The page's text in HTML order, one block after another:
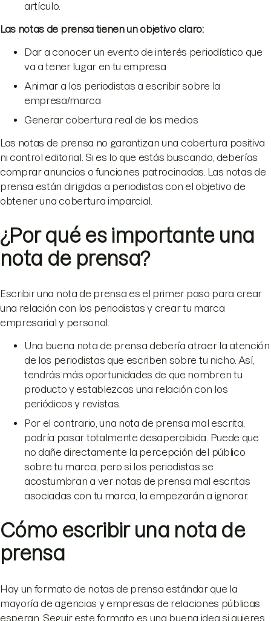
artículo.
Las notas de prensa tienen un objetivo claro:
Dar a conocer un evento de interés periodístico que
va a tener lugar en tu empresa
Animar a los periodistas a escribir sobre la
empresa/marca
Generar cobertura real de los medios
Las notas de prensa no garantizan una cobertura positiva
ni control editorial. Si es lo que estás buscando, deberías
comprar anuncios o funciones patrocinadas. Las notas de
prensa están dirigidas a periodistas con el objetivo de
obtener una cobertura imparcial.
¿Por qué es importante una
nota de prensa?
Escribir una nota de prensa es el primer paso para crear
una relación con los periodistas y crear tu marca
empresarial y personal.
Una buena nota de prensa debería atraer la atención
de los periodistas que escriben sobre tu nicho. Así,
tendrás más oportunidades de que nombren tu
producto y establezcas una relación con los
periódicos y revistas.
Por el contrario, una nota de prensa mal escrita,
podría pasar totalmente desapercibida. Puede que
no dañe directamente la percepción del público
sobre tu marca, pero si los periodistas se
acostumbran a ver notas de prensa mal escritas
asociadas con tu marca, la empezarán a ignorar.
Cómo escribir una nota de
prensa
Hay un formato de notas de prensa estándar que la
mayoría de agencias y empresas de relaciones públicas
esperan. Seguir este formato es una buena idea si quieres